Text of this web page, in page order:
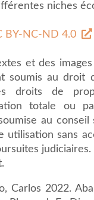
niches
BY-NC-ND 4.0
et des
soumis au droit
droits de
totale ou
au
utilisation sans
Carlos 2022.